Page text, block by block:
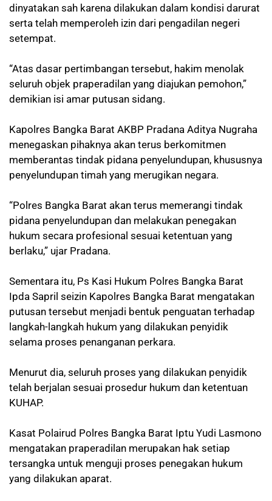
dinyatakan sah karena dilakukan dalam kondisi darurat
serta telah memperoleh izin dari pengadilan negeri
setempat.
“Atas dasar pertimbangan tersebut, hakim menolak
seluruh objek praperadilan yang diajukan pemohon,”
demikian isi amar putusan sidang.
Kapolres Bangka Barat AKBP Pradana Aditya Nugraha
menegaskan pihaknya akan terus berkomitmen
memberantas tindak pidana penyelundupan, khususnya
penyelundupan timah yang merugikan negara.
“Polres Bangka Barat akan terus memerangi tindak
pidana penyelundupan dan melakukan penegakan
hukum secara profesional sesuai ketentuan yang
berlaku,” ujar Pradana.
Sementara itu, Ps Kasi Hukum Polres Bangka Barat
Ipda Sapril seizin Kapolres Bangka Barat mengatakan
putusan tersebut menjadi bentuk penguatan terhadap
langkah-langkah hukum yang dilakukan penyidik
selama proses penanganan perkara.
Menurut dia, seluruh proses yang dilakukan penyidik
telah berjalan sesuai prosedur hukum dan ketentuan
KUHAP.
Kasat Polairud Polres Bangka Barat Iptu Yudi Lasmono
mengatakan praperadilan merupakan hak setiap
tersangka untuk menguji proses penegakan hukum
yang dilakukan aparat.